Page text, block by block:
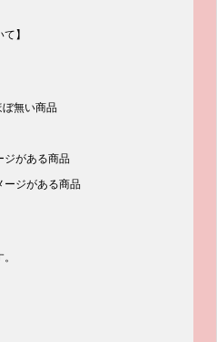
】
無い商品
ジがある商品
ージがある商品